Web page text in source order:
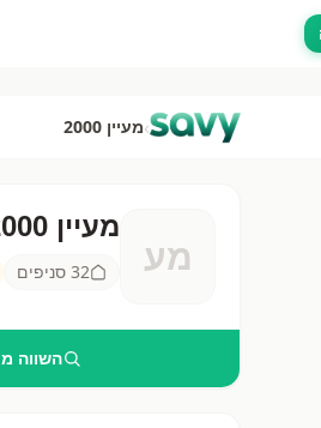
›מעיין 2000
מע
מעיין 2000
מעיין 2000
32 סניפים
השווה